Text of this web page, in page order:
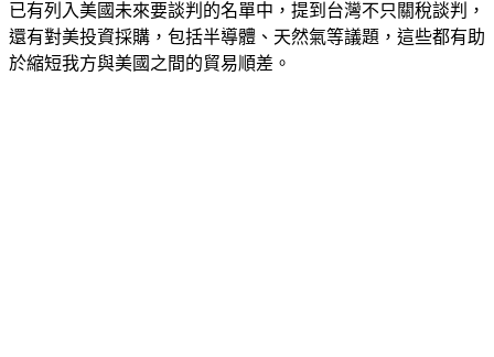
已有列入美國未來要談判的名單中，提到台灣不只關稅談判，
還有對美投資採購，包括半導體、天然氣等議題，這些都有助
於縮短我方與美國之間的貿易順差。